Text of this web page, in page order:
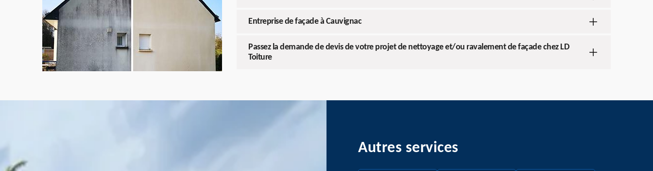
Entreprise de façade à Cauvignac
Passez la demande de devis de votre projet de nettoyage et/ou ravalement de façade chez LD
Toiture
Autres services